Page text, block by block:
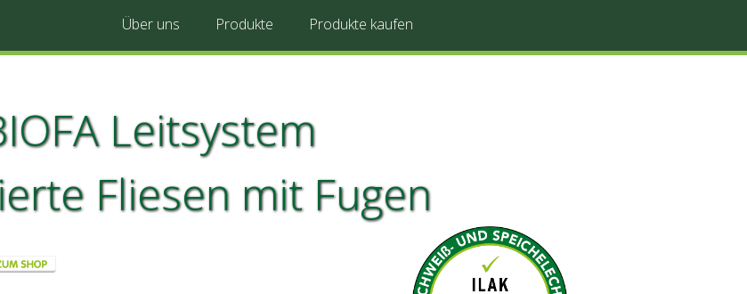
Über uns Produkte Produkte kaufen
Leitsystem
Fliesen mit Fugen